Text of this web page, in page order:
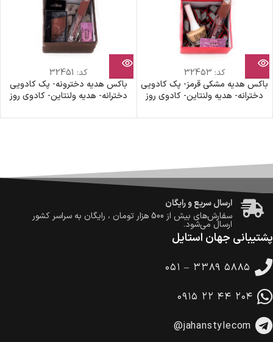
کد: 32453
باکس هدیه مشکی قرمز- پک کادویی
دخترانه- هدیه ولنتاین- کادوی روز
کد: 32451
باکس هدیه دخترونه- پک کادویی
دخترانه- هدیه ولنتاین- کادوی روز
ضمانت اصالت کالا
گارانتی معتبر برای تمامی محصولات ارائه می‌شود.
ارسال سریع و رایگان
سفارش‌های بیش از 500 هزار تومان ، رایگان به سراسر کشور
ارسال می‌شود.
ضمانت بازگشت کالا
در هنگام خرید محصول، امکان انتخاب پرداخت در محل
وجود دارد.
خرید اقساطی با شرایط آسان و بدون ضامن امکان‌پذیر
است.
پشتیبانی جهان استایل
۰۵۱ – ۳۳۸۹ ۵۸۸۵
۰۹۱۵ ۲۲ ۴۴ ۲۰۴
@jahanstylecom